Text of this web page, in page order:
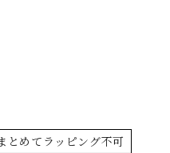
とめてラッピング不可